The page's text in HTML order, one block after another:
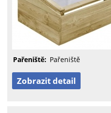
Pařeniště: Pařeniště
Zobrazit detail